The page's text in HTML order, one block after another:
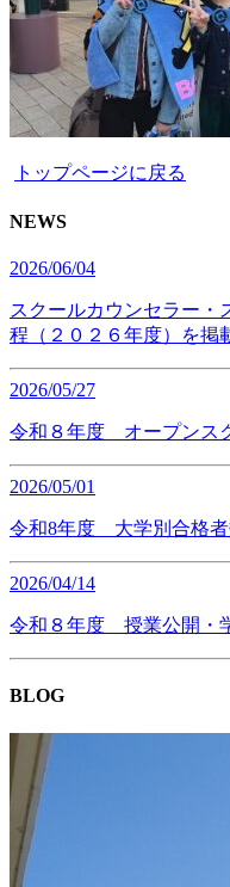
トップページに戻る
NEWS
2026/06/04
スクールカウンセラー・
程（２０２６年度）を掲
2026/05/27
令和８年度 オープンス
2026/05/01
令和8年度 大学別合格者
2026/04/14
令和８年度 授業公開・
BLOG